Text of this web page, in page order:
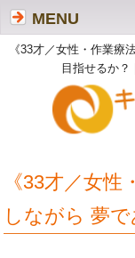
《33才／女性・作業療
目指せるか？
MENU
《33才／女
しながら 夢